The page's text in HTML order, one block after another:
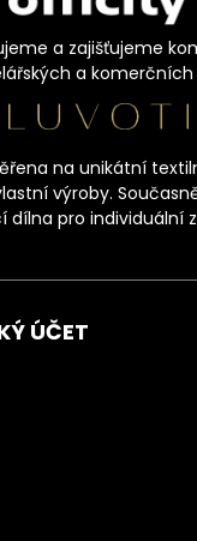
a zajišťujeme
a
na unikátní
výroby.
dílna pro individuální
ÚČET